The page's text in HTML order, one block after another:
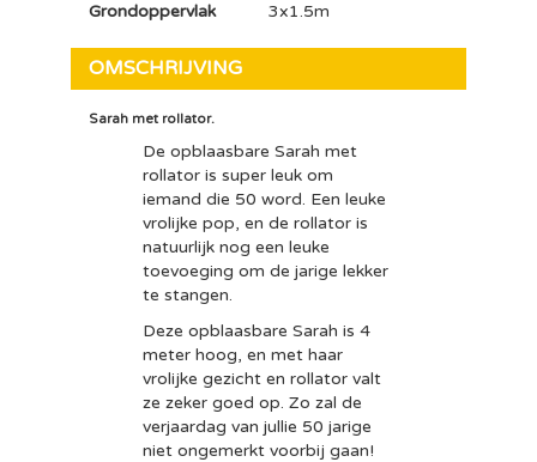
Grondoppervlak
3x1.5m
OMSCHRIJVING
Sarah met rollator.
De opblaasbare Sarah met
rollator is super leuk om
iemand die 50 word. Een leuke
vrolijke pop, en de rollator is
natuurlijk nog een leuke
toevoeging om de jarige lekker
te stangen.
Deze opblaasbare Sarah is 4
meter hoog, en met haar
vrolijke gezicht en rollator valt
ze zeker goed op. Zo zal de
verjaardag van jullie 50 jarige
niet ongemerkt voorbij gaan!